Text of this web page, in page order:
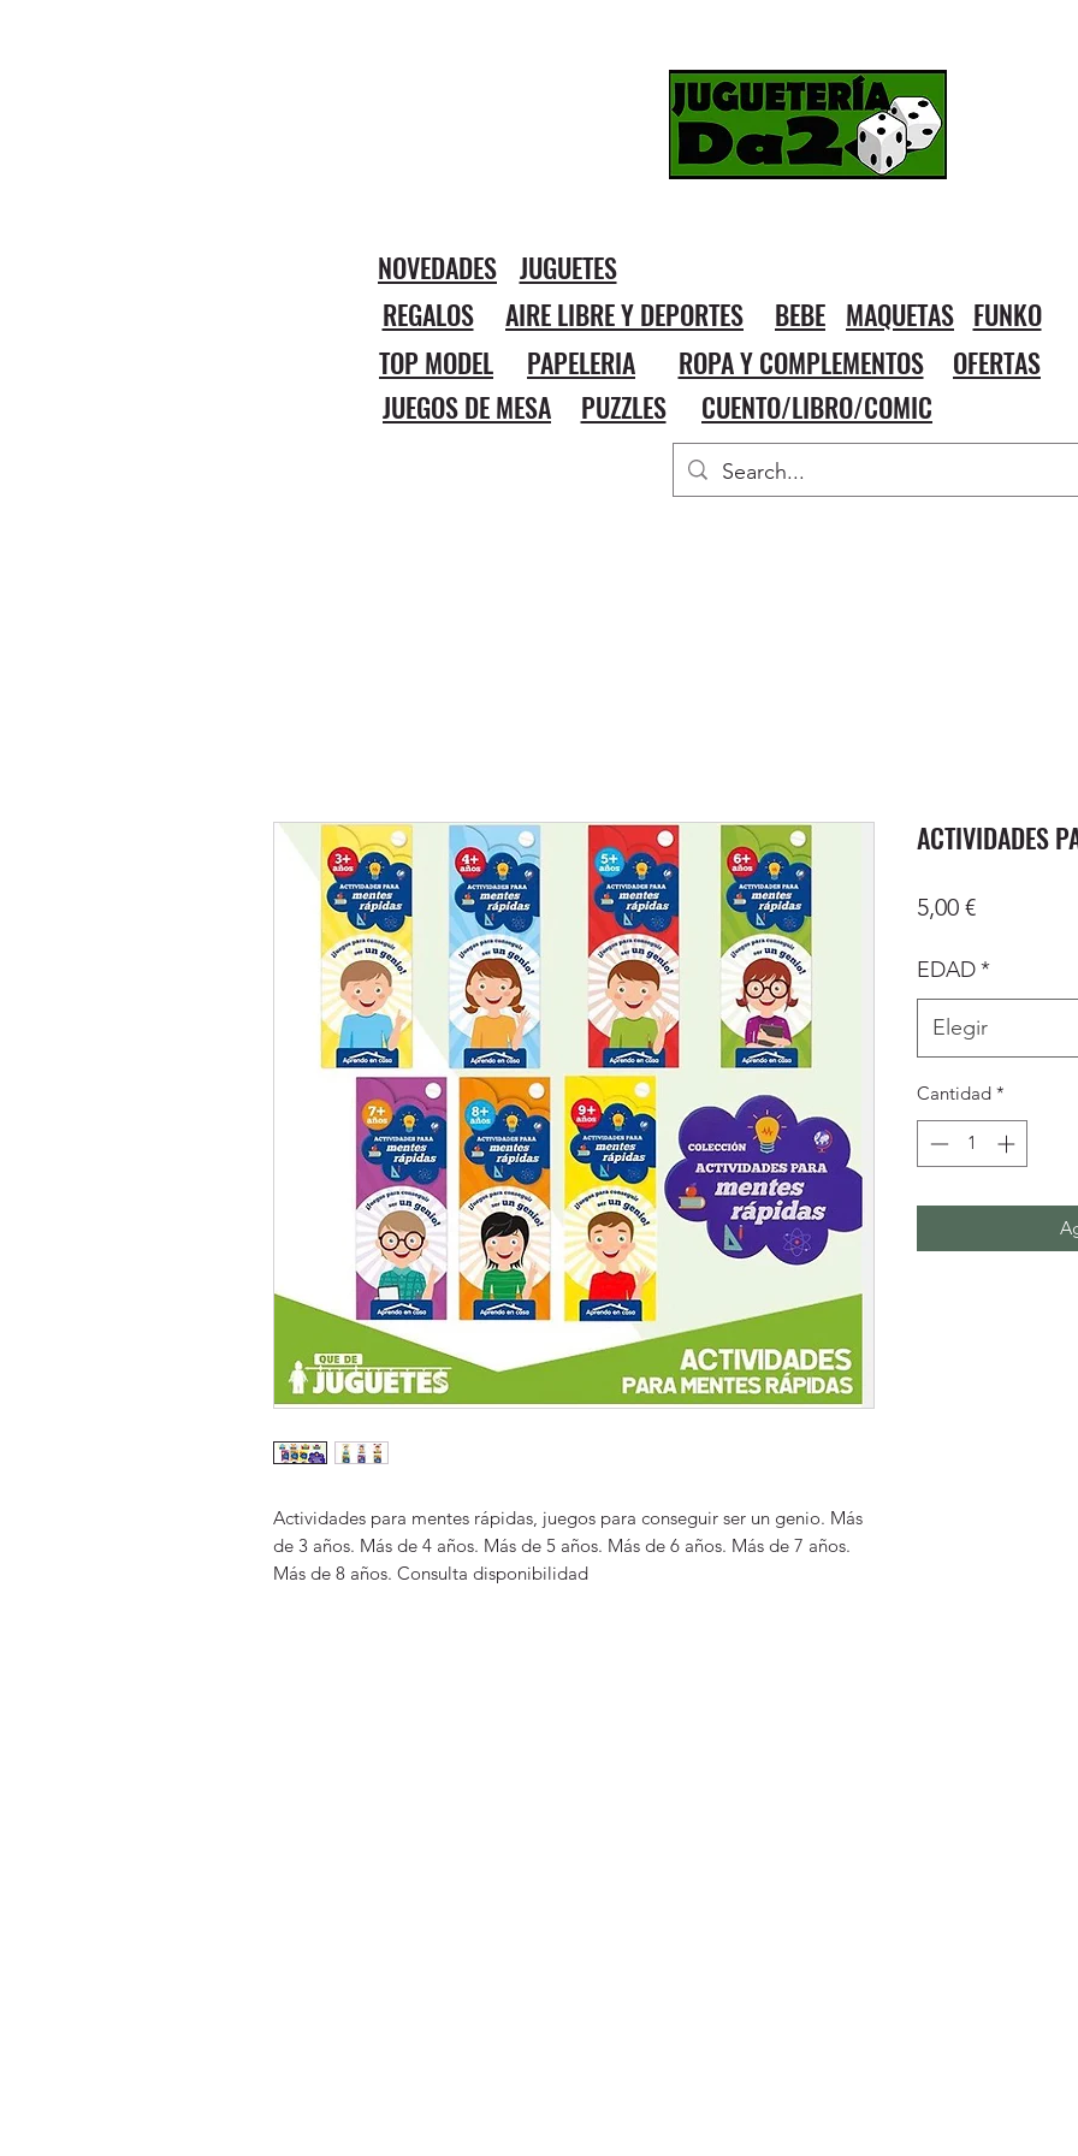
NOVEDADES JUGUETES
REGALOS
AIRE LIBRE Y DEPORTES BEBE MAQUETAS FUNKO
TOP MODEL
PAPELERIA ROPA Y COMPLEMENTOS
OFERTAS
JUEGOS DE MESA
PUZZLES CUENTO/LIBRO/COMIC
Actividades para mentes rápidas, juegos para conseguir ser un genio. Más
de 3 años. Más de 4 años. Más de 5 años. Más de 6 años. Más de 7 años.
Más de 8 años. Consulta disponibilidad
ACTIVIDADES
5,00 €Precio
EDAD*
Elegir
Cantidad *